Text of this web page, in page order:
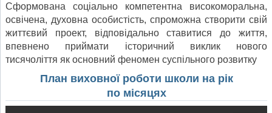
Сформована соціально компетентна високоморальна,
освічена, духовна особистість, спроможна створити свій
життєвий проект, відповідально ставитися до життя,
впевнено приймати історичний виклик нового
тисячоліття як основний феномен суспільного розвитку
План виховної роботи школи на рік
по місяцях